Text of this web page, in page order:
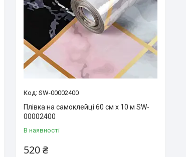
SW-00002400
Плівка на самоклейці 60 см х 10 м SW-
00002400
В наявності
520 ₴